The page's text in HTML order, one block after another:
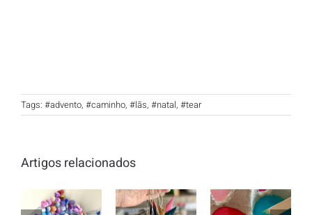
Tags: #advento, #caminho, #lãs, #natal, #tear
Artigos relacionados
Decorações
aprender
a fazer